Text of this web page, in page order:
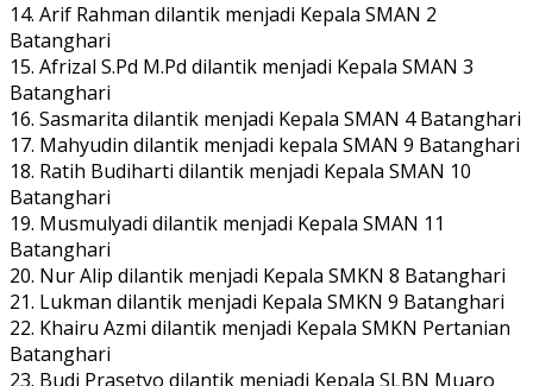
14. Arif Rahman dilantik menjadi Kepala SMAN 2
Batanghari
15. Afrizal S.Pd M.Pd dilantik menjadi Kepala SMAN 3
Batanghari
16. Sasmarita dilantik menjadi Kepala SMAN 4 Batanghari
17. Mahyudin dilantik menjadi kepala SMAN 9 Batanghari
18. Ratih Budiharti dilantik menjadi Kepala SMAN 10
Batanghari
19. Musmulyadi dilantik menjadi Kepala SMAN 11
Batanghari
20. Nur Alip dilantik menjadi Kepala SMKN 8 Batanghari
21. Lukman dilantik menjadi Kepala SMKN 9 Batanghari
22. Khairu Azmi dilantik menjadi Kepala SMKN Pertanian
Batanghari
23. Budi Prasetyo dilantik menjadi Kepala SLBN Muaro